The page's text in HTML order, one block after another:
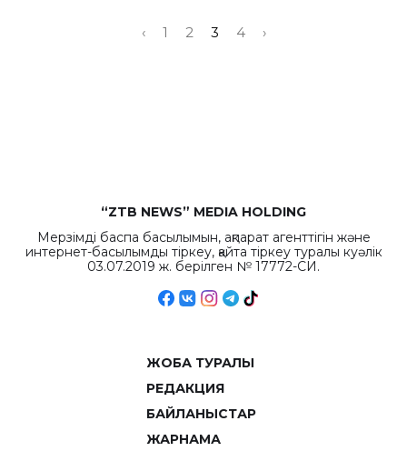
‹ 1 2 3 4 ›
“ZTB NEWS” MEDIA HOLDING
Мерзімді баспа басылымын, ақпарат агенттігін және
интернет-басылымды тіркеу, қайта тіркеу туралы куәлік
03.07.2019 ж. берілген № 17772-СИ.
ЖОБА ТУРАЛЫ
РЕДАКЦИЯ
БАЙЛАНЫСТАР
ЖАРНАМА